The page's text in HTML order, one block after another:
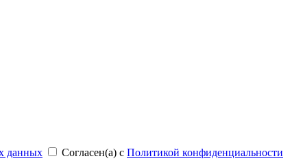
данных Согласен(а) с Политикой конфиденциальности